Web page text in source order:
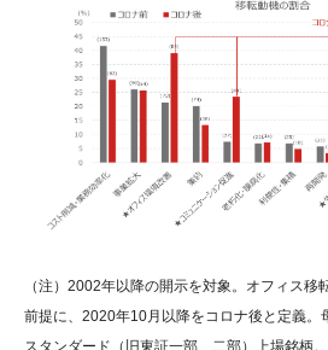
（注）2002年以降の開示を対象。オフィス移
前提に、2020年10月以降をコロナ後と定義。